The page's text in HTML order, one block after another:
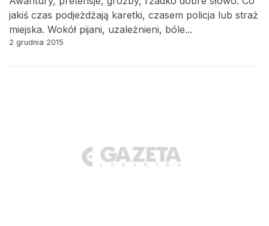
jakiś czas podjeżdżają karetki, czasem policja lub straż
miejska. Wokół pijani, uzależnieni, bóle...
2 grudnia 2015